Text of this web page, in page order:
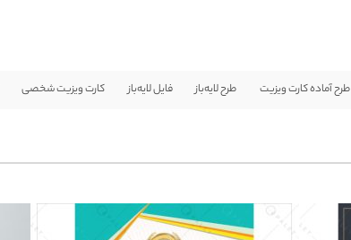
طرح آماده کارت ویزیت طرح لایه‌باز فایل لایه‌باز کارت ویزیت شخصی